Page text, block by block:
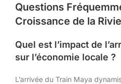
Questions
Croissance de la
Quel est l’impact de
sur l’économie locale ?
L’arrivée du Train Maya